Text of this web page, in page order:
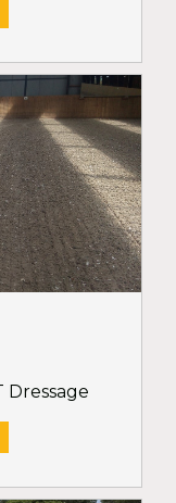
Dressage